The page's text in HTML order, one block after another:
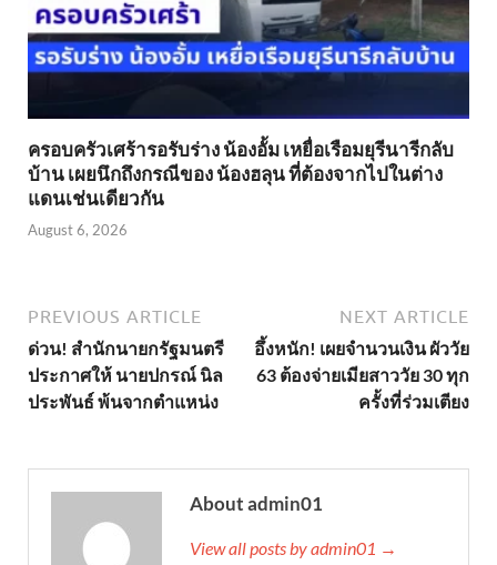
ครอบครัวเศร้ารอรับร่าง น้องอั้ม เหยื่อเรือมยุรีนารีกลับ
บ้าน เผยนึกถึงกรณีของ น้องฮลุน ที่ต้องจากไปในต่าง
แดนเช่นเดียวกัน
August 6, 2026
PREVIOUS ARTICLE
ด่วน! สำนักนายกรัฐมนตรี
ประกาศให้ นายปกรณ์ นิล
ประพันธ์ พ้นจากตำแหน่ง
NEXT ARTICLE
อึ้งหนัก! เผยจำนวนเงิน ผัววัย
63 ต้องจ่ายเมียสาววัย 30 ทุก
ครั้งที่ร่วมเตียง
About admin01
View all posts by admin01 →